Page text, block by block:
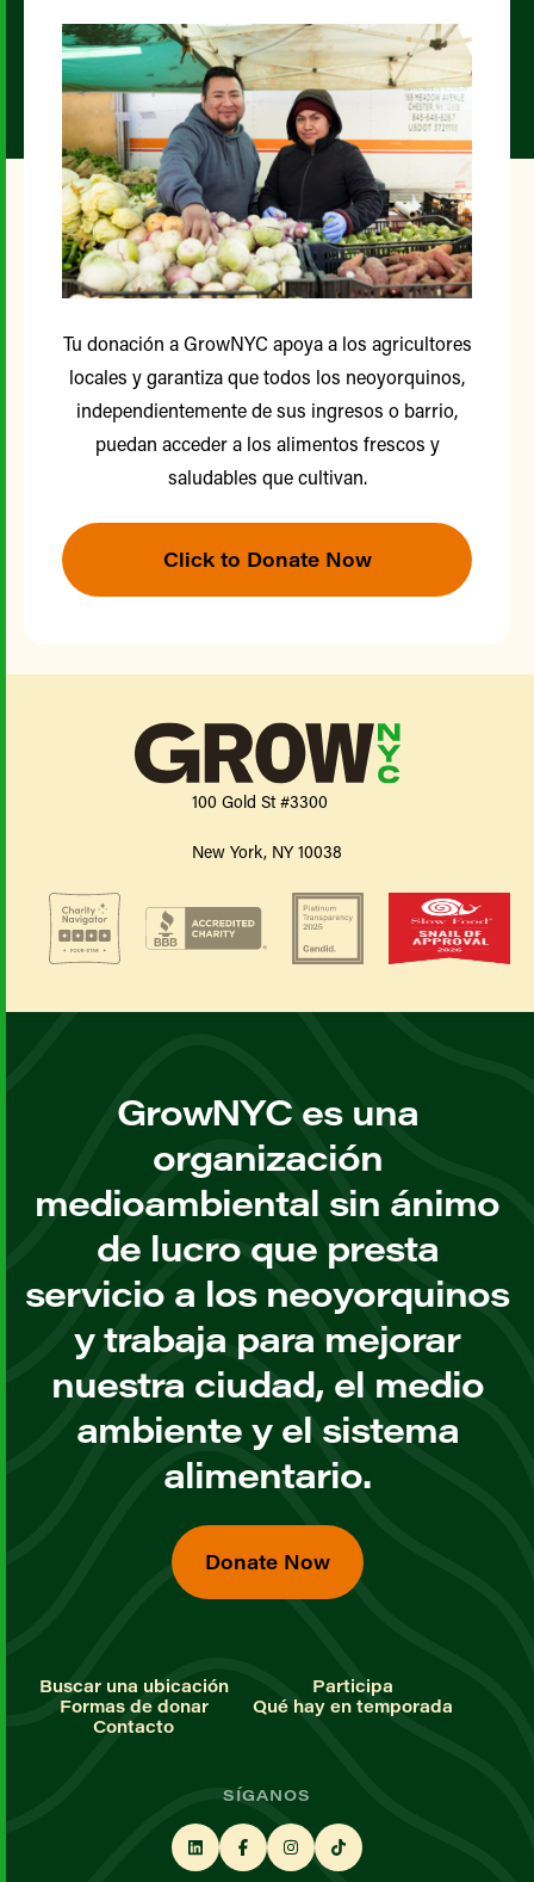
Tu donación a GrowNYC apoya a los agricultores
locales y garantiza que todos los neoyorquinos,
independientemente de sus ingresos o barrio,
puedan acceder a los alimentos frescos y
saludables que cultivan.
Click to Donate Now
100 Gold St #3300
New York, NY 10038
GrowNYC es una
organización
medioambiental sin ánimo
de lucro que presta
servicio a los neoyorquinos
y trabaja para mejorar
nuestra ciudad, el medio
ambiente y el sistema
alimentario.
Donate Now
Buscar una ubicación
Participa
Formas de donar
Qué hay en temporada
Contacto
SÍGANOS